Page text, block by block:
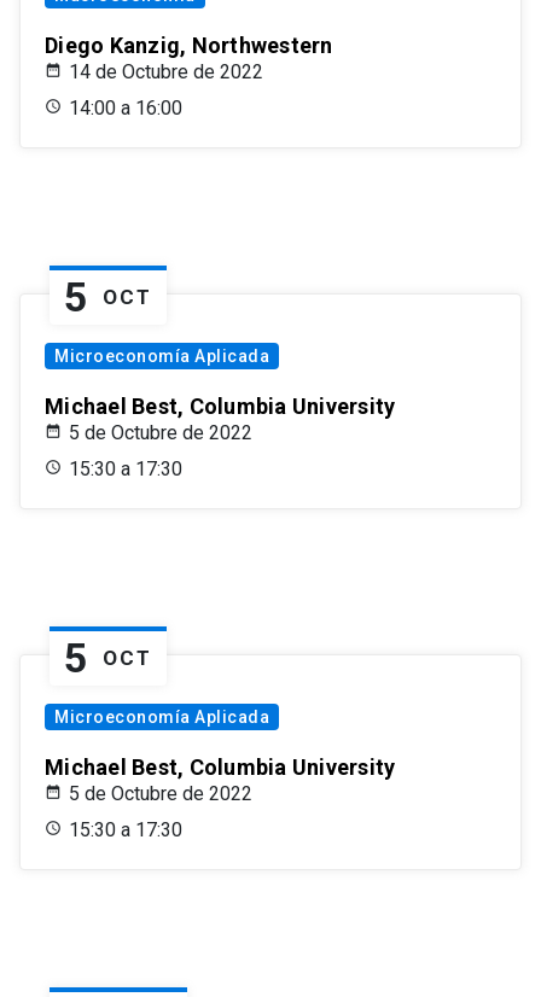
Diego Kanzig, Northwestern
14 de Octubre de 2022
14:00 a 16:00
5 OCT
Microeconomía Aplicada
Michael Best, Columbia University
5 de Octubre de 2022
15:30 a 17:30
5 OCT
Microeconomía Aplicada
Michael Best, Columbia University
5 de Octubre de 2022
15:30 a 17:30